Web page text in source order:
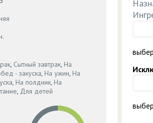
, Сытный завтрак, На
- закуска, На ужин, На
, На полдник, На
, Для детей